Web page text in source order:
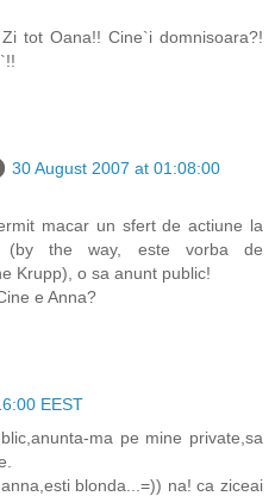
tot Oana!! Cine`i domnisoara?!
30 August 2007 at 01:08:00
macar un sfert de actiune la
(by the way, este vorba de
Krupp), o sa anunt public!
e Anna?
EEST
ma pe mine private,sa
blonda...=)) na! ca ziceai